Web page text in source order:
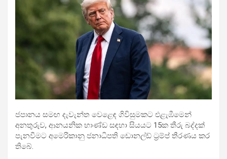
ජපානය සමඟ දැවැන්ත වෙළෙඳ ගිවිසුමකට එළැඹීමෙන්
අනතුරුව, ආනයනික භාණ්ඩ සඳහා සියයට 15ක තීරු බද්දක්
පැනවීමට අමෙරිකානු ජනාධිපති ඩොනල්ඩ් ට්‍රම්ප් තීරණය කර
තිබේ.